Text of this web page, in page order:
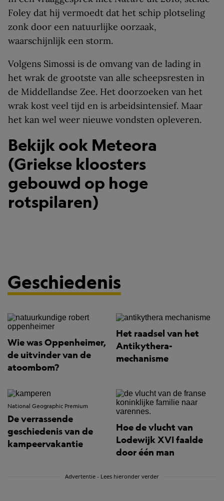
Foley dat hij vermoedt dat het schip plotseling
zonk door een natuurlijke oorzaak,
waarschijnlijk een storm.
Volgens Simossi is de omvang van de lading in
het wrak de grootste van alle scheepsresten in
de Middellandse Zee. Het doorzoeken van het
wrak kost veel tijd en is arbeidsintensief. Maar
het kan wel weer nieuwe vondsten opleveren.
Bekijk ook Meteora
(Griekse kloosters
gebouwd op hoge
rotspilaren)
Geschiedenis
Wie was Oppenheimer,
de uitvinder van de
atoombom?
Het raadsel van het
Antikythera-
mechanisme
National Geographic Premium
De verrassende
geschiedenis van de
kampeervakantie
Hoe de vlucht van
Lodewijk XVI faalde
door één man
Advertentie - Lees hieronder verder